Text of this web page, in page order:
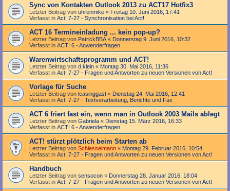
Sync von Kontakten Outlook 2013 zu ACT17 Hotfix3
Letzter Beitrag von uhrenmike « Freitag 10. Juni 2016, 17:41
Verfasst in Act! 7-27 - Synchronisation bei Act!
ACT 16 Termineinladung ... kein pop-up?
Letzter Beitrag von PatrickBBA « Donnerstag 9. Juni 2016, 10:32
Verfasst in ACT! 6 - Anwender­fragen
Warenwirtschaftsprogramm und ACT!
Letzter Beitrag von d.klein « Montag 30. Mai 2016, 11:36
Verfasst in Act! 7-27 - Fragen und Antworten zu neuen Versionen von Act!
Vorlage für Suche
Letzter Beitrag von leasinggast « Dienstag 24. Mai 2016, 12:41
Verfasst in Act! 7-27 - Text­­ver­arbei­tung, Berichte und Fax
ACT 6 friert fast ein, wenn man in Outlook 2003 Mails ablegt
Letzter Beitrag von Gabriela « Dienstag 15. März 2016, 16:33
Verfasst in ACT! 6 - Anwender­fragen
ACT! stürzt plötzlich beim Starten ab
Letzter Beitrag von Schlesselmann « Montag 29. Februar 2016, 10:54
Verfasst in Act! 7-27 - Fragen und Antworten zu neuen Versionen von Act!
Handbuch
Letzter Beitrag von sensocon « Donnerstag 28. Januar 2016, 18:04
Verfasst in Act! 7-27 - Fragen und Antworten zu neuen Versionen von Act!